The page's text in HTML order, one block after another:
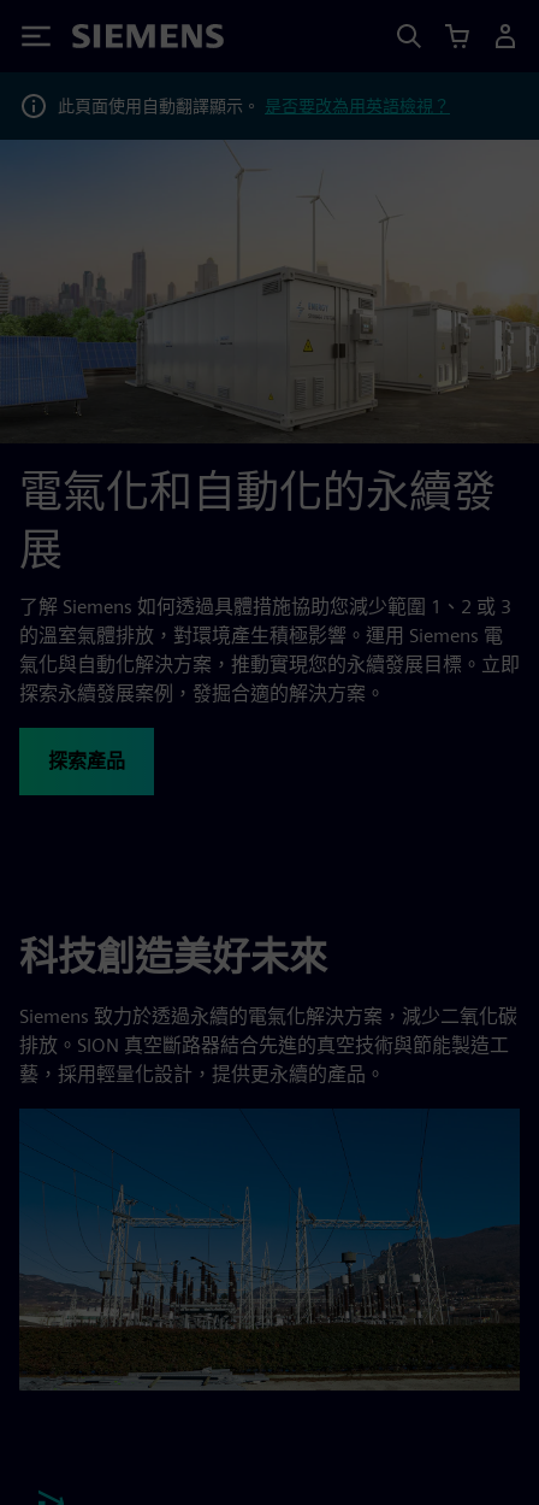
Siemens
此頁面使用自動翻譯顯示。 是否要改為用英語檢視？
電氣化和自動化的永續發
展
了解 Siemens 如何透過具體措施協助您減少範圍 1、2 或 3
的溫室氣體排放，對環境產生積極影響。運用 Siemens 電
氣化與自動化解決方案，推動實現您的永續發展目標。立即
探索永續發展案例，發掘合適的解決方案。
探索產品
科技創造美好未來
Siemens 致力於透過永續的電氣化解決方案，減少二氧化碳
排放。SION 真空斷路器結合先進的真空技術與節能製造工
藝，採用輕量化設計，提供更永續的產品。